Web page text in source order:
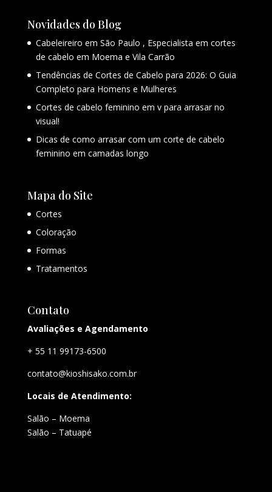
Novidades do Blog
Cabeleireiro em São Paulo , Especialista em cortes
de cabelo em Moema e Vila Carrão
Tendências de Cortes de Cabelo para 2026: O Guia
Completo para Homens e Mulheres
Cortes de cabelo feminino em v para arrasar no
visual!
Dicas de como arrasar com um corte de cabelo
feminino em camadas longo
Mapa do Site
Cortes
Coloração
Formas
Tratamentos
Contato
Avaliações e Agendamento
+ 55 11 99173-6500
contato@kioshisako.com.br
Locais de Atendimento:
Salão – Moema
Salão – Tatuapé